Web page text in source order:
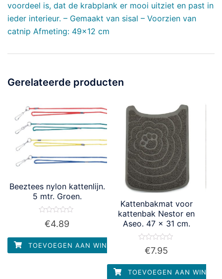
voordeel is, dat de krabplank er mooi uitziet en past in
ieder interieur. – Gemaakt van sisal – Voorzien van
catnip Afmeting: 49×12 cm
Gerelateerde producten
Beeztees nylon kattenlijn.
5 mtr. Groen.
Waardering
5
€4.89
TOEVOEGEN AAN WINKELWAGEN
Kattenbakmat voor
kattenbak Nestor en
Aseo. 47 x 31 cm.
Waardering
5
€7.95
TOEVOEGEN AAN